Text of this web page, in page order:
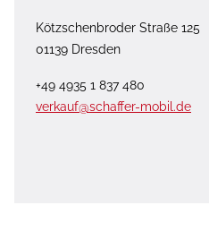
Kötzschenbroder Straße 125
01139 Dresden
+49 4935 1 837 480
verkauf@schaffer-mobil.de